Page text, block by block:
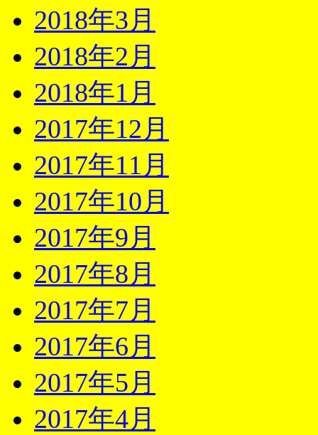
2018年3月
2018年2月
2018年1月
2017年12月
2017年11月
2017年10月
2017年9月
2017年8月
2017年7月
2017年6月
2017年5月
2017年4月